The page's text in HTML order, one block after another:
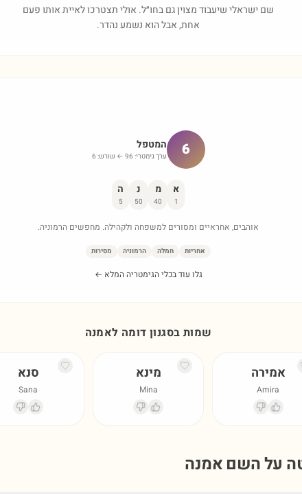
שם ישראלי שיעבוד מצוין גם בחו״ל. אולי תצטרכו לאיית אותו פעם
אחת, אבל הוא נשמע נהדר.
6 המטפל
ערך גימטרי: 96 ← שורש: 6
א
1
מ
40
נ
50
ה
5
אוהבים, אחראיים ומסורים למשפחה ולקהילה. מחפשים הרמוניה.
אחריות חמלה הרמוניה מסירות
גלו עוד בכלי הגימטריה המלא ←
שמות בסגנון דומה לאמנה
אמירה
Amira
מינא
Mina
סנא
Sana
על השם אמנה